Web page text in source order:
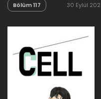
Bölüm 117 30 Eylül